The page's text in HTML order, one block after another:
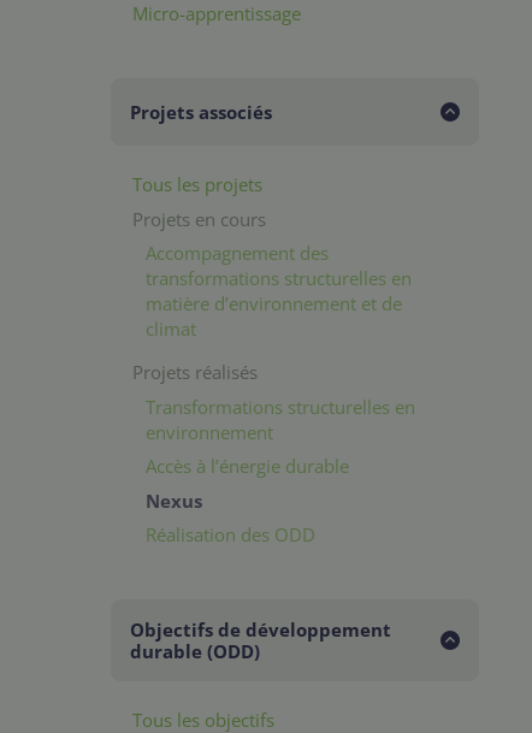
Micro-apprentissage
Projets associés
Tous les projets
Projets en cours
Accompagnement des
transformations structurelles en
matière d’environnement et de
climat
Projets réalisés
Transformations structurelles en
environnement
Accès à l’énergie durable
Nexus
Réalisation des ODD
Objectifs de développement
durable (ODD)
Tous les objectifs